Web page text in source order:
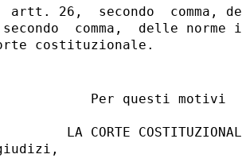
artt. 26,  secondo  comma,
comma,  delle
Per questi motivi
LA CORTE